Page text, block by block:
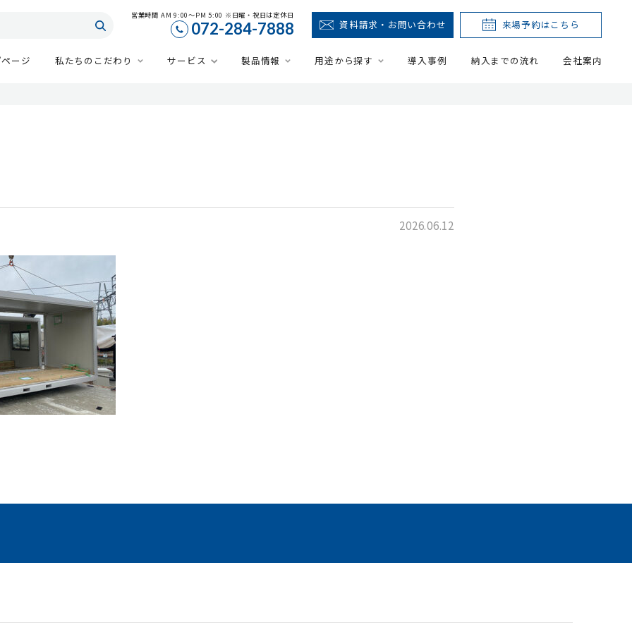
営業時間 AM 9:00～PM 5:00 ※日曜・祝日は定休日
072-284-7888 資料請求・お問い合わせ 来場予約はこちら
ージ 私たちのこだわり サービス 製品情報 用途から探す 導入事例 納入までの流れ 会社案内
2026.06.12